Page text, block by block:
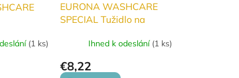
(1 ks)
EURONA WASHCARE
SPECIAL Tužidlo na
Ihned k odeslání (1 ks)
€8,22